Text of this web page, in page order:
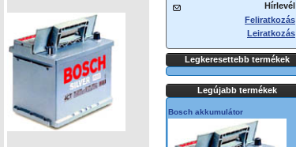
Hírlevél
Feliratkozás
Leiratkozás
Legkeresettebb termékek
Legújabb termékek
Bosch akkumulátor